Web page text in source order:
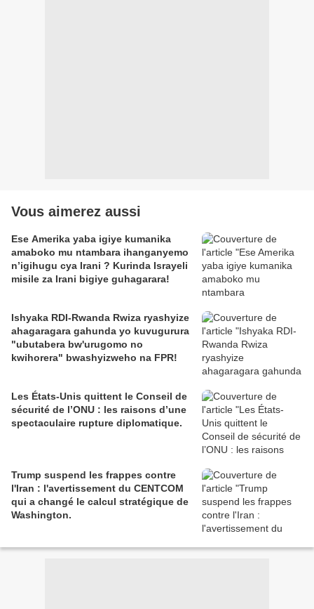
Vous aimerez aussi
Ese Amerika yaba igiye kumanika
amaboko mu ntambara ihanganyemo
n’igihugu cya Irani ? Kurinda Israyeli
misile za Irani bigiye guhagarara!
Ishyaka RDI-Rwanda Rwiza ryashyize
ahagaragara gahunda yo kuvugurura
"ubutabera bw'urugomo no
kwihorera" bwashyizweho na FPR!
Les États-Unis quittent le Conseil de
sécurité de l’ONU : les raisons d’une
spectaculaire rupture diplomatique.
Trump suspend les frappes contre
l'Iran : l'avertissement du CENTCOM
qui a changé le calcul stratégique de
Washington.